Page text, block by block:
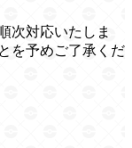
次対応いたしま
を予めご了承くだ